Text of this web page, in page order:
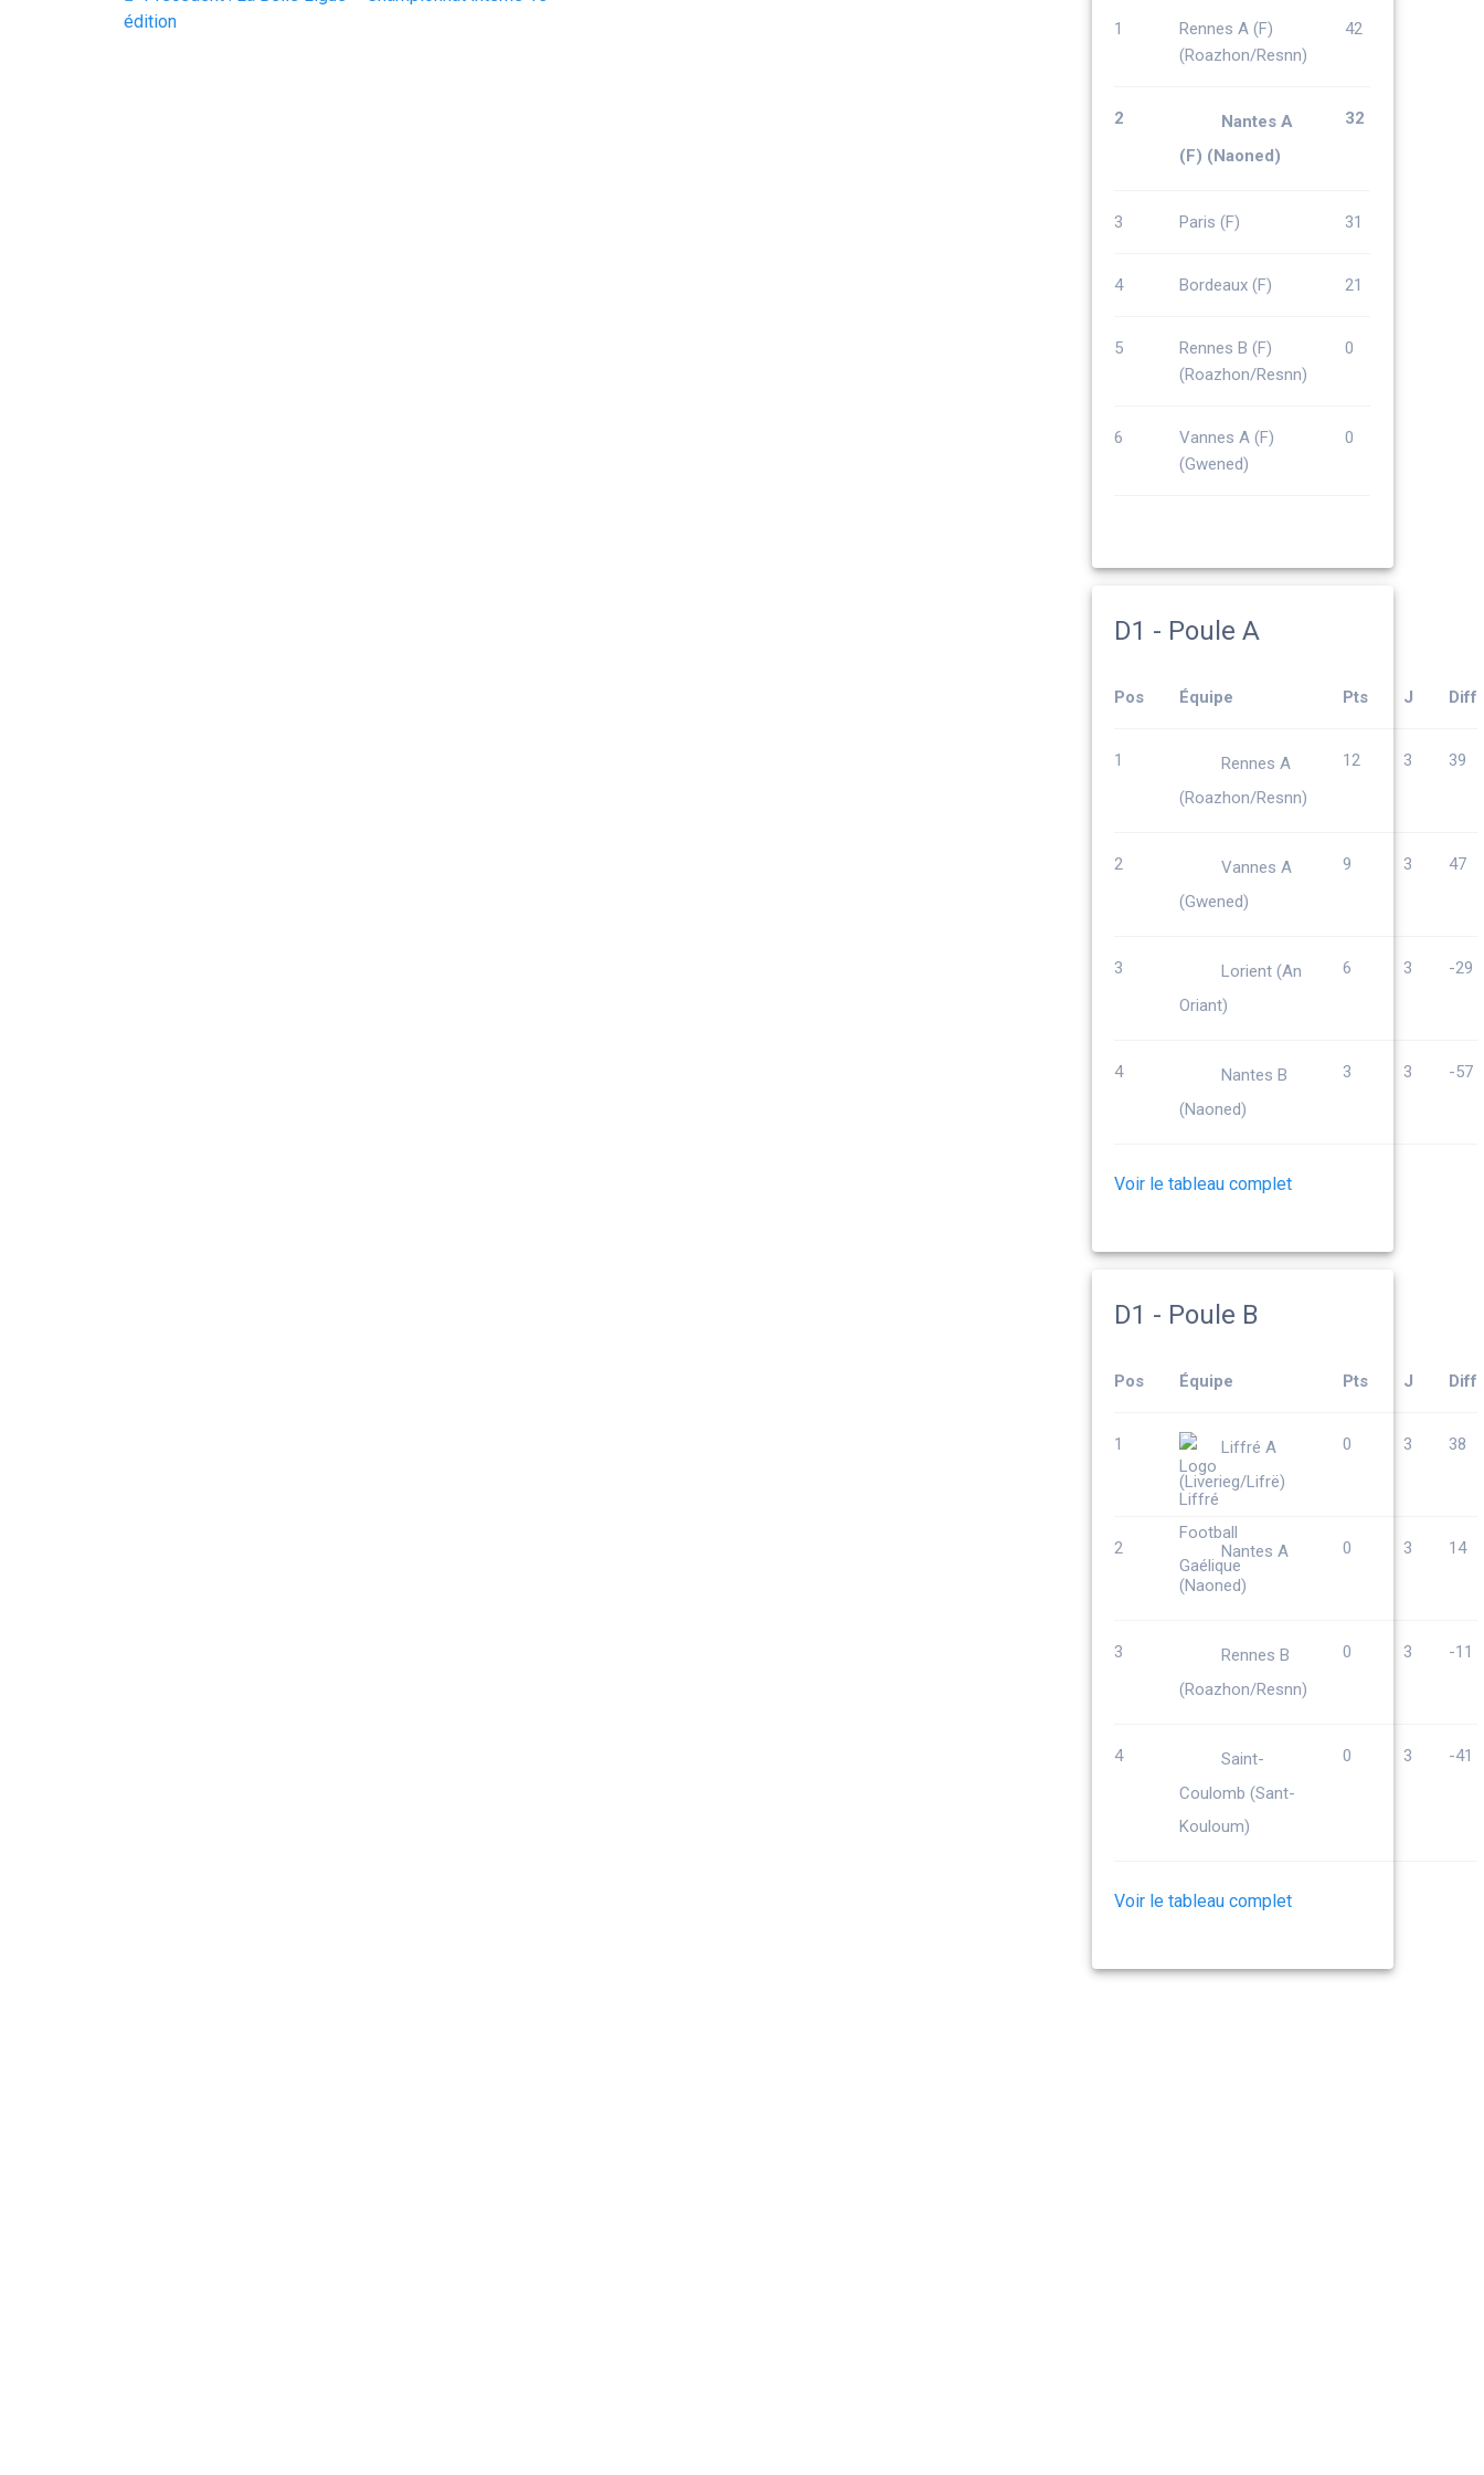
de
édition
1
Rennes A (F)
(Roazhon/Resnn)
42
2
Nantes A
(F) (Naoned)
32
3 Paris (F) 31
4 Bordeaux (F) 21
5
Rennes B (F)
(Roazhon/Resnn)
0
6
Vannes A (F)
(Gwened)
0
D1 - Poule A
Pos Équipe Pts J Diff
1
Rennes A
(Roazhon/Resnn)
12 3 39
2
Vannes A
(Gwened)
9 3 47
3
Lorient (An
Oriant)
6 3 -29
4
Nantes B
(Naoned)
3 3 -57
Voir le tableau complet
D1 - Poule B
Pos Équipe Pts J Diff
1
Liffré A
(Liverieg/Lifrë)
0 3 38
2
Nantes A
(Naoned)
0 3 14
3
Rennes B
(Roazhon/Resnn)
0 3 -11
4
Saint-
Coulomb (Sant-
Kouloum)
0 3 -41
Voir le tableau complet